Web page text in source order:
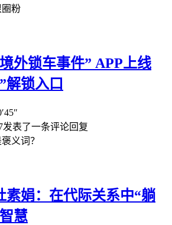
粉
外锁车事件” APP上线
解锁入口
发表了一条评论回复
义词？
素娟：在代际关系中“躺
慧